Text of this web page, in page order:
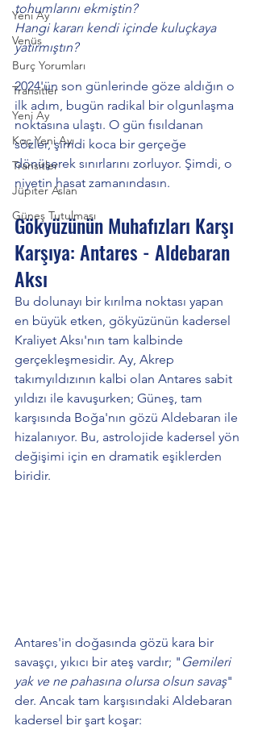
Yeni Ay
Venüs
Burç Yorumları
Transitler
Yeni Ay
Koç Yeni Ayı
Transitler
Jüpiter Aslan
Güneş Tutulması
tohumlarını ekmiştin?
Hangi kararı kendi içinde kuluçkaya
yatırmıştın?
2024'ün son günlerinde göze aldığın o
ilk adım, bugün radikal bir olgunlaşma
noktasına ulaştı. O gün fısıldanan
sözler, şimdi koca bir gerçeğe
dönüşerek sınırlarını zorluyor. Şimdi, o
niyetin hasat zamanındasın.
Gökyüzünün Muhafızları Karşı
Karşıya: Antares - Aldebaran
Aksı
Bu dolunayı bir kırılma noktası yapan
en büyük etken, gökyüzünün kadersel
Kraliyet Aksı'nın tam kalbinde
gerçekleşmesidir. Ay, Akrep
takımyıldızının kalbi olan Antares sabit
yıldızı ile kavuşurken; Güneş, tam
karşısında Boğa'nın gözü Aldebaran ile
hizalanıyor. Bu, astrolojide kadersel yön
değişimi için en dramatik eşiklerden
biridir.
Antares'in doğasında gözü kara bir
savaşçı, yıkıcı bir ateş vardır; " Gemileri
yak ve ne pahasına olursa olsun savaş"
der. Ancak tam karşısındaki Aldebaran
kadersel bir şart koşar: